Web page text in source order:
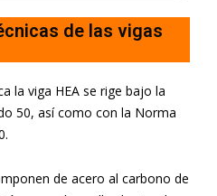
de las vigas
la viga HEA se rige bajo la
50, así como con la Norma
de acero al carbono de